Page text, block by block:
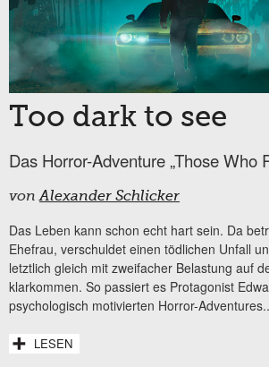
Too dark to see
Das Horror-Adventure „Those Who
vonAlexander Schlicker
Das Leben kann schon echt hart sein. Da
Ehefrau, verschuldet einen tödlichen Unfall
letztlich gleich mit zweifacher Belastung auf
klarkommen. So passiert es Protagonist
psychologisch motivierten Horror-
LESEN